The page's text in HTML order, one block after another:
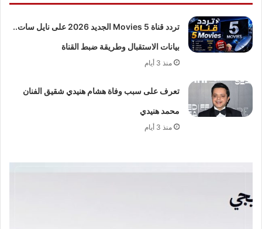
تردد قناة 5 Movies الجديد 2026 على نايل سات..
بيانات الاستقبال وطريقة ضبط القناة
منذ 3 أيام
تعرف على سبب وفاة هشام هنيدي شقيق الفنان
محمد هنيدي
منذ 3 أيام